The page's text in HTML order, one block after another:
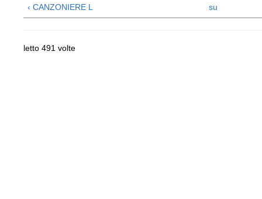
‹ CANZONIERE L su
letto 491 volte